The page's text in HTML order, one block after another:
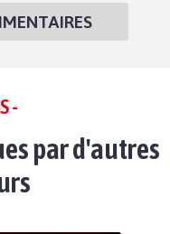
-
par d'autres